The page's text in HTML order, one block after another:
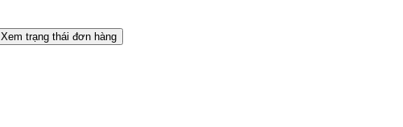
Xem trạng thái đơn hàng